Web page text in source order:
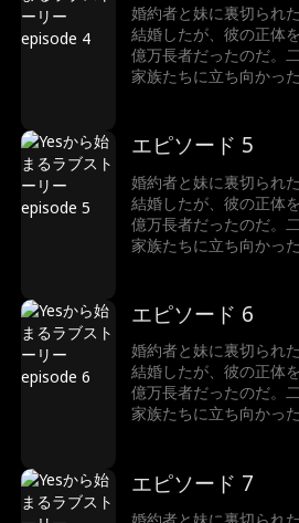
婚約者と妹に裏切られ
結婚したが、彼の正体
億万長者だったのだ。
家族たちに立ち向かっ
エピソード 5
婚約者と妹に裏切られ
結婚したが、彼の正体
億万長者だったのだ。
家族たちに立ち向かっ
エピソード 6
婚約者と妹に裏切られ
結婚したが、彼の正体
億万長者だったのだ。
家族たちに立ち向かっ
エピソード 7